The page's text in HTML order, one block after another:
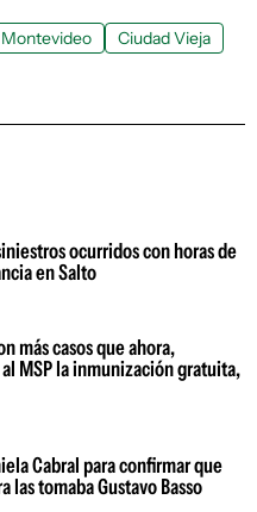
Ciudad Vieja
ocurridos con horas de
en Salto
más casos que ahora,
MSP la inmunización gratuita,
Cabral para confirmar que
las tomaba Gustavo Basso